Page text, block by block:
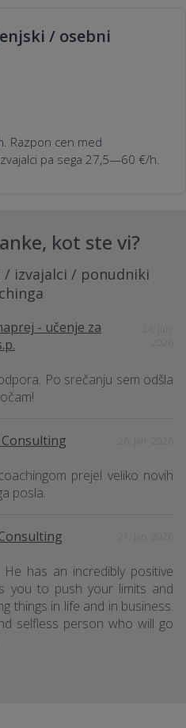
/ osebni
Razpon cen med
pa sega 27,5—60 €/h.
kot ste vi?
izvajalci / ponudniki
- učenje za
Po srečanju sem odšla
Consulting
prejel veliko novih
posla.
has an incredibly positive
you to push your limits and
things in life and in business.
selfless person who will go